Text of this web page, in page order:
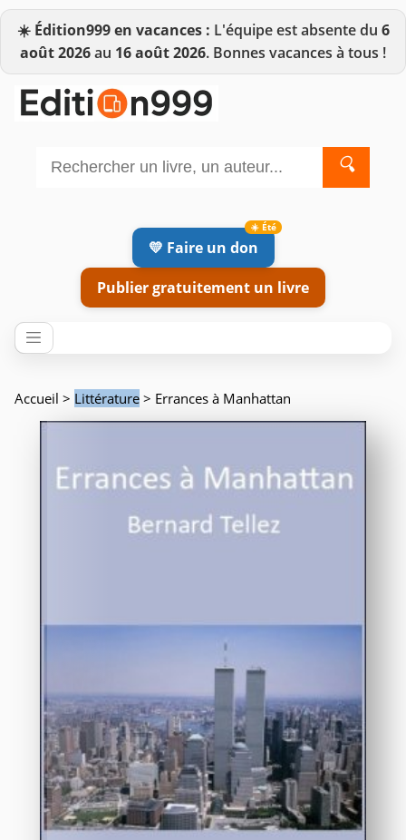
☀️ Édition999 en vacances : L'équipe est absente du 6
août 2026au 16 août 2026. Bonnes vacances à tous !
🔍
💛 Faire un don
Publier gratuitement un livre
Accueil > Littérature > Errances à Manhattan